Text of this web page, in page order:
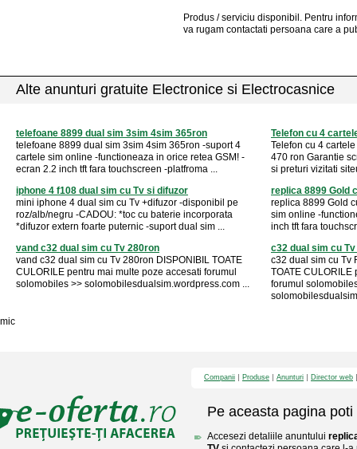
Produs / serviciu disponibil . Pentru
va rugam contactati persoana care a
Alte anunturi gratuite Electronice si Electrocasnice
telefoane 8899 dual sim 3sim 4sim 365ron
telefoane 8899 dual sim 3sim 4sim 365ron -suport 4
cartele sim online -functioneaza in orice retea GSM! -
ecran 2.2 inch tft fara touchscreen -platfroma ...
Telefon cu 4
Telefon cu 4
470 ron Garantie
si preturi vizitati
iphone 4 f108 dual sim cu Tv si difuzor
mini iphone 4 dual sim cu Tv +difuzor -disponibil pe
roz/alb/negru -CADOU: *toc cu baterie incorporata
*difuzor extern foarte puternic -suport dual sim ...
replica 8899 Gold
replica 8899 Gold
sim online -
inch tft fara
vand c32 dual sim cu Tv 280ron
vand c32 dual sim cu Tv 280ron DISPONIBIL TOATE
CULORILE pentru mai multe poze accesati forumul
solomobiles >> solomobilesdualsim.wordpress.com ...
c32 dual sim cu
c32 dual sim cu Tv
TOATE
forumul
mic
Companii Produse Anunturi Director web
Pe aceasta pagina poti
Accesezi detaliile anuntului